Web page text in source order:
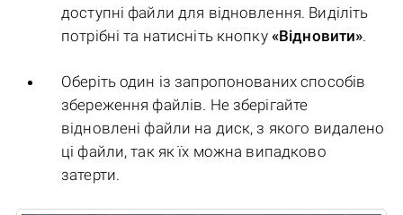
доступні файли для відновлення. Виділіть
потрібні та натисніть кнопку «Відновити».
Оберіть один із запропонованих способів
збереження файлів. Не зберігайте
відновлені файли на диск, з якого видалено
ці файли, так як їх можна випадково
затерти.